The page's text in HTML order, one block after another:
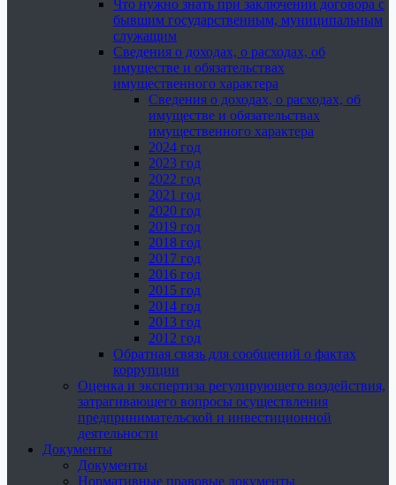
Что нужно знать при заключении договора с
бывшим государственным, муниципальным
служащим
Сведения о доходах, о расходах, об
имуществе и обязательствах
имущественного характера
Сведения о доходах, о расходах, об
имуществе и обязательствах
имущественного характера
2024 год
2023 год
2022 год
2021 год
2020 год
2019 год
2018 год
2017 год
2016 год
2015 год
2014 год
2013 год
2012 год
Обратная связь для сообщений о фактах
коррупции
Оценка и экспертиза регулирующего воздействия,
затрагивающего вопросы осуществления
предпринимательской и инвестиционной
деятельности
Документы
Документы
Нормативные правовые документы